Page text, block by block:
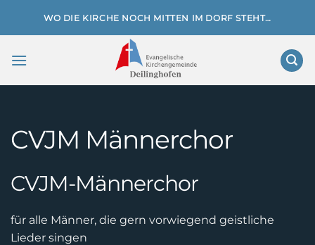
WO DIE KIRCHE NOCH MITTEN IM DORF STEHT…
CVJM Männerchor
CVJM-Männerchor
für alle Männer, die gern vorwiegend geistliche
Lieder singen